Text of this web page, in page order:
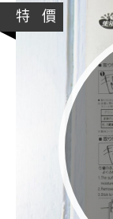
特 價